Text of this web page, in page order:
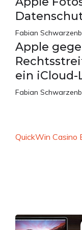
Fabian
Apple
ein iCloud-
Fabian
QuickWin Casino